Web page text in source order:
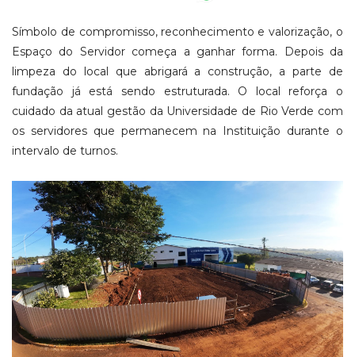
Símbolo de compromisso, reconhecimento e valorização, o
Espaço do Servidor começa a ganhar forma. Depois da
limpeza do local que abrigará a construção, a parte de
fundação já está sendo estruturada. O local reforça o
cuidado da atual gestão da Universidade de Rio Verde com
os servidores que permanecem na Instituição durante o
intervalo de turnos.